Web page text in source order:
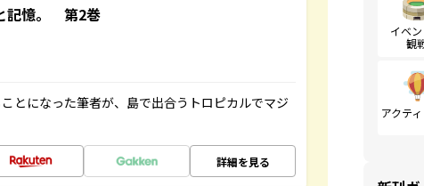
記憶。 第2巻
とになった筆者が、島で出合うトロピカルでマジ
詳細を見る
イベ
観
アクテ